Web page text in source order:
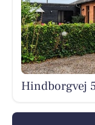
Hindborgvej